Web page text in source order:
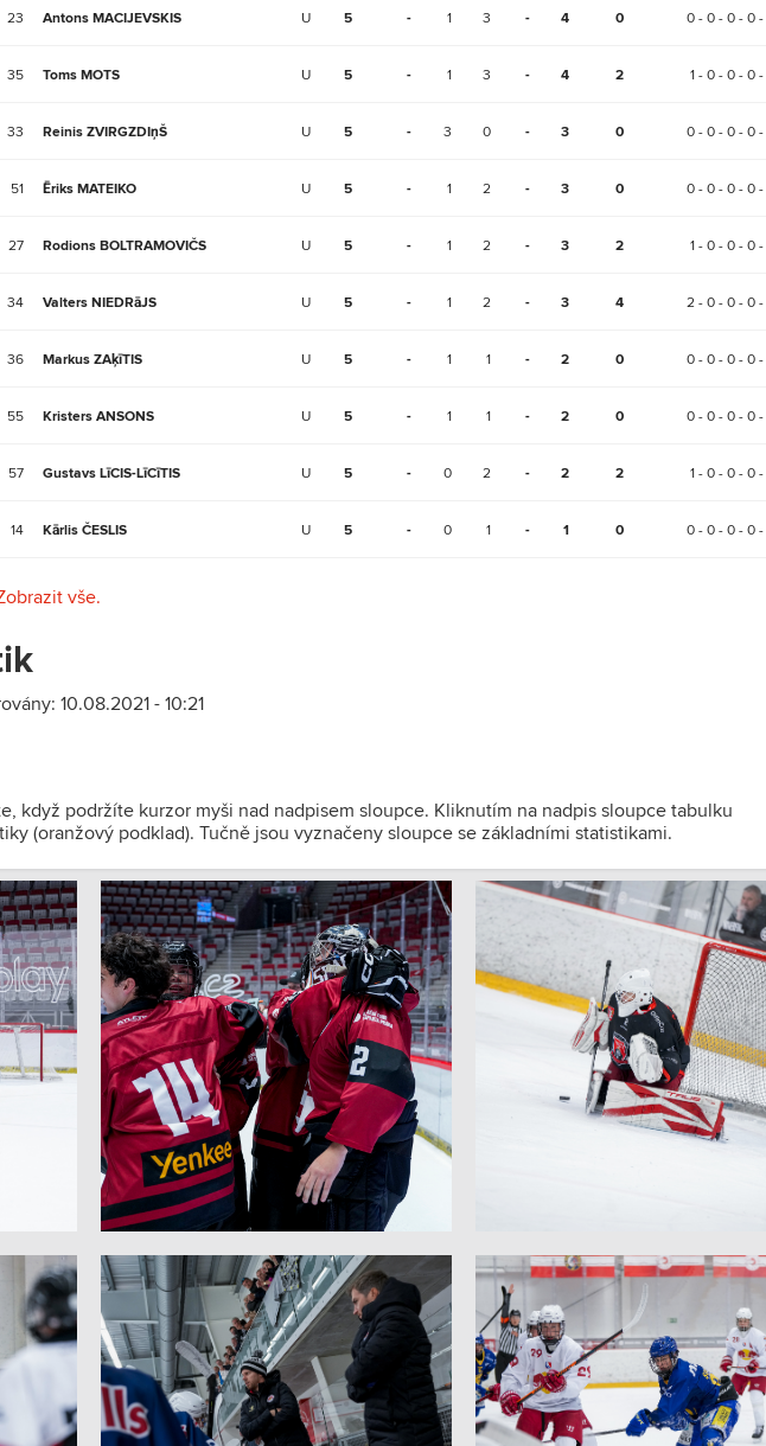
23 Antons MACIJEVSKIS U 5 - 1 3 - 4 0 0 - 0 - 0 - 0
35 Toms MOTS U 5 - 1 3 - 4 2 1 - 0 - 0 - 0
33 Reinis ZVIRGZDIņŠ U 5 - 3 0 - 3 0 0 - 0 - 0 - 0
51 Ēriks MATEIKO U 5 - 1 2 - 3 0 0 - 0 - 0 - 0
27 Rodions BOLTRAMOVIČS U 5 - 1 2 - 3 2 1 - 0 - 0 - 0
34 Valters NIEDRāJS U 5 - 1 2 - 3 4 2 - 0 - 0 - 0
36 Markus ZAķīTIS U 5 - 1 1 - 2 0 0 - 0 - 0 - 0
55 Kristers ANSONS U 5 - 1 1 - 2 0 0 - 0 - 0 - 0
57 Gustavs LīCIS-LīCīTIS U 5 - 0 2 - 2 2 1 - 0 - 0 - 0
14 Kārlis ČESLIS U 5 - 0 1 - 1 0 0 - 0 - 0 - 0
vše.
10.08.2021 - 10:21
když podržíte kurzor myši nad nadpisem sloupce. Kliknutím na nadpis sloupce tabulku
(oranžový podklad). Tučně jsou vyznačeny sloupce se základními statistikami.